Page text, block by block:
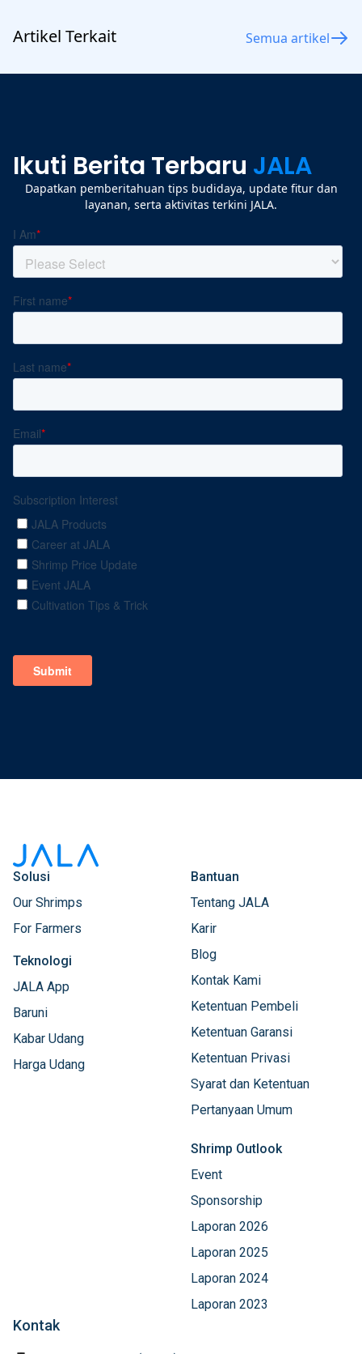
Artikel Terkait Semua artikel
Ikuti Berita Terbaru JALA
Dapatkan pemberitahuan tips budidaya, update fitur dan
layanan, serta aktivitas terkini JALA.
Solusi
Our Shrimps
For Farmers
Teknologi
JALA App
Baruni
Kabar Udang
Harga Udang
Bantuan
Tentang JALA
Karir
Blog
Kontak Kami
Ketentuan Pembeli
Ketentuan Garansi
Ketentuan Privasi
Syarat dan Ketentuan
Pertanyaan Umum
Shrimp Outlook
Event
Sponsorship
Laporan 2026
Laporan 2025
Laporan 2024
Laporan 2023
Kontak